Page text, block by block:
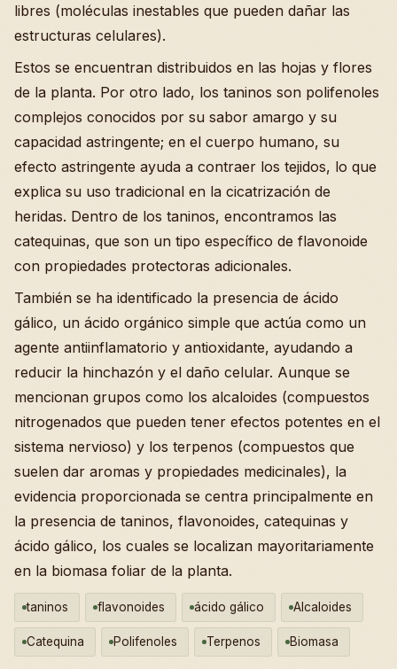
libres (moléculas inestables que pueden dañar las
estructuras celulares).
Estos se encuentran distribuidos en las hojas y flores
de la planta. Por otro lado, los taninos son polifenoles
complejos conocidos por su sabor amargo y su
capacidad astringente; en el cuerpo humano, su
efecto astringente ayuda a contraer los tejidos, lo que
explica su uso tradicional en la cicatrización de
heridas. Dentro de los taninos, encontramos las
catequinas, que son un tipo específico de flavonoide
con propiedades protectoras adicionales.
También se ha identificado la presencia de ácido
gálico, un ácido orgánico simple que actúa como un
agente antiinflamatorio y antioxidante, ayudando a
reducir la hinchazón y el daño celular. Aunque se
mencionan grupos como los alcaloides (compuestos
nitrogenados que pueden tener efectos potentes en el
sistema nervioso) y los terpenos (compuestos que
suelen dar aromas y propiedades medicinales), la
evidencia proporcionada se centra principalmente en
la presencia de taninos, flavonoides, catequinas y
ácido gálico, los cuales se localizan mayoritariamente
en la biomasa foliar de la planta.
taninos flavonoides ácido gálico Alcaloides
Catequina Polifenoles Terpenos Biomasa